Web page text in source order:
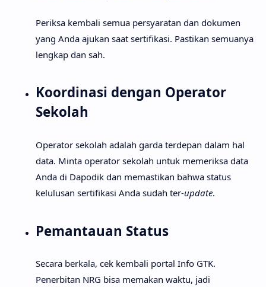
Periksa kembali semua persyaratan dan dokumen
yang Anda ajukan saat sertifikasi. Pastikan semuanya
lengkap dan sah.
Koordinasi dengan Operator
Sekolah
Operator sekolah adalah garda terdepan dalam hal
data. Minta operator sekolah untuk memeriksa data
Anda di Dapodik dan memastikan bahwa status
kelulusan sertifikasi Anda sudah ter-update.
Pemantauan Status
Secara berkala, cek kembali portal Info GTK.
Penerbitan NRG bisa memakan waktu, jadi